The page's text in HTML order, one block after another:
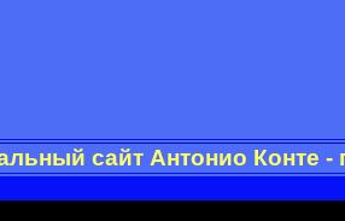
сайт Антонио Конте -